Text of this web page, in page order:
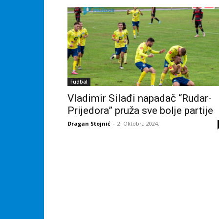
Fudbal
Vladimir Silađi napadač “Rudar-
Prijedora” pruža sve bolje partije
Dragan Stojnić - 2. Oktobra 2024.